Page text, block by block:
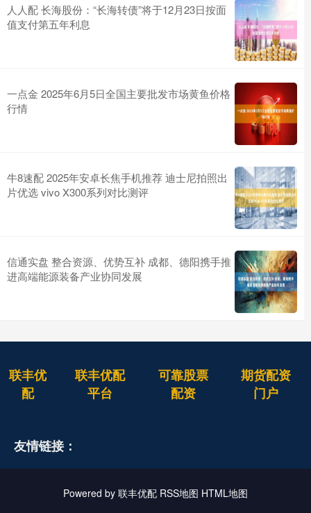
人人配 长海股份：“长海转债”将于12月23日按面
值支付第五年利息
一点金 2025年6月5日全国主要批发市场黄鱼价格
行情
牛8速配 2025年安卓长焦手机推荐 迪士尼拍照出
片优选 vivo X300系列对比测评
信通实盘 整合资源、优势互补 成都、德阳携手推
进高端能源装备产业协同发展
联丰优
配
联丰优配
平台
可靠股票
配资
期货配资
门户
友情链接：
Powered by 联丰优配 RSS地图 HTML地图